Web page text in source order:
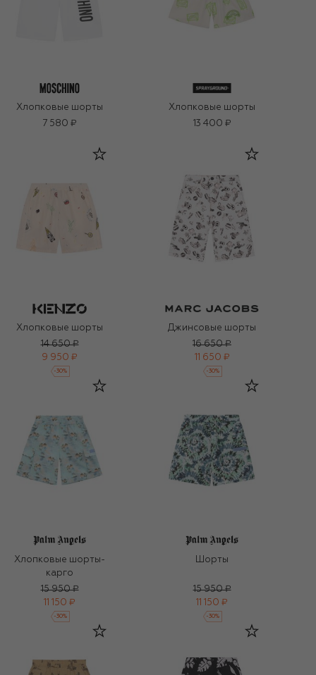
Хлопковые шорты
7 580 ₽
Хлопковые шорты
13 400 ₽
Хлопковые шорты
14 650 ₽
9 950 ₽
-30%
Джинсовые шорты
16 650 ₽
11 650 ₽
-30%
Хлопковые шорты-
карго
15 950 ₽
11 150 ₽
-30%
Шорты
15 950 ₽
11 150 ₽
-30%